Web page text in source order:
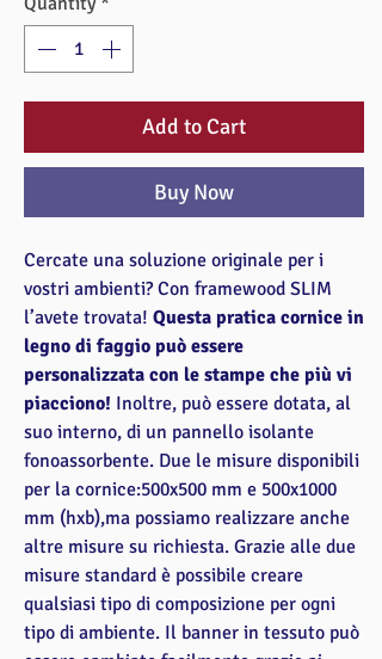
Add to Cart
Buy Now
Cercate una soluzione originale per i
vostri ambienti? Con framewood SLIM
l’avete trovata! Questa pratica cornice in
legno di faggio può essere
personalizzata con le stampe che più vi
piacciono! Inoltre, può essere dotata, al
suo interno, di un pannello isolante
fonoassorbente. Due le misure disponibili
per la cornice:500x500 mm e 500x1000
mm (hxb),ma possiamo realizzare anche
altre misure su richiesta. Grazie alle due
misure standard è possibile creare
qualsiasi tipo di composizione per ogni
tipo di ambiente. Il banner in tessuto può